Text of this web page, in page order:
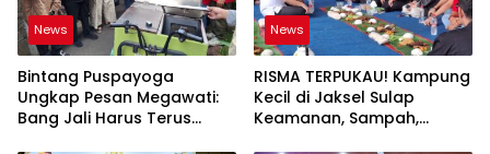
News
Bintang Puspayoga
Ungkap Pesan Megawati:
Bang Jali Harus Terus
News
RISMA TERPUKAU! Kampung
Kecil di Jaksel Sulap
Keamanan, Sampah,